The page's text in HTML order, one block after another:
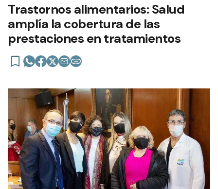
Trastornos alimentarios: Salud
amplía la cobertura de las
prestaciones en tratamientos